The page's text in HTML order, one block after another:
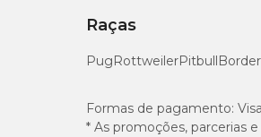
Raças
PugRottweilerPitbull
Formas de pagamento:
* As promoções, parcerias